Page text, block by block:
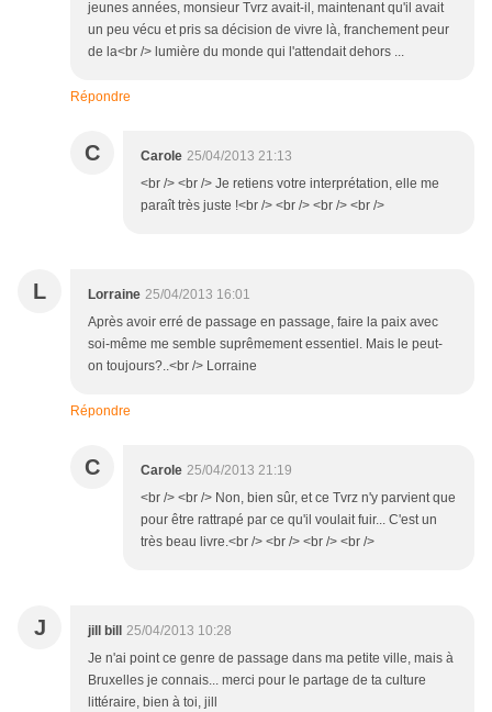
jeunes années, monsieur Tvrz avait-il, maintenant qu'il avait
un peu vécu et pris sa décision de vivre là, franchement peur
de la<br /> lumière du monde qui l'attendait dehors ...
Répondre
C Carole 25/04/2013 21:13
<br /> <br /> Je retiens votre interprétation, elle me
paraît très juste !<br /> <br /> <br /> <br />
L Lorraine 25/04/2013 16:01
Après avoir erré de passage en passage, faire la paix avec
soi-même me semble suprêmement essentiel. Mais le peut-
on toujours?..<br /> Lorraine
Répondre
C Carole 25/04/2013 21:19
<br /> <br /> Non, bien sûr, et ce Tvrz n'y parvient que
pour être rattrapé par ce qu'il voulait fuir... C'est un
très beau livre.<br /> <br /> <br /> <br />
J jill bill
25/04/2013 10:28
Je n'ai point ce genre de passage dans ma petite ville, mais à
Bruxelles je connais... merci pour le partage de ta culture
littéraire, bien à toi, jill